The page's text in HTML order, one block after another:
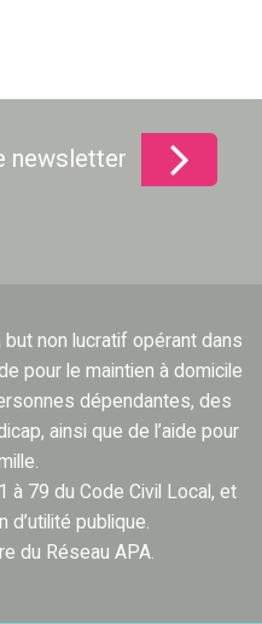
newsletter
non lucratif opérant dans
pour le maintien à domicile
dépendantes, des
ainsi que de l’aide pour
à 79 du Code Civil Local, et
publique.
du Réseau APA.